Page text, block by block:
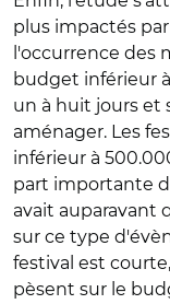
plus impactés
l'occurrence des
budget inférieur
un à huit jours et
aménager. Les
inférieur à
part importante
avait auparavant
sur ce type
festival est
pèsent sur le